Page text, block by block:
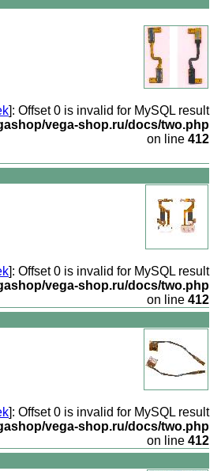
]: Offset 0 is invalid for MySQL result
vega-shop.ru/docs/two.php
on line 412
]: Offset 0 is invalid for MySQL result
vega-shop.ru/docs/two.php
on line 412
]: Offset 0 is invalid for MySQL result
vega-shop.ru/docs/two.php
on line 412